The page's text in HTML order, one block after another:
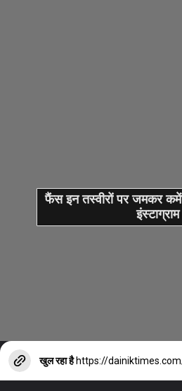
फैंस इन तस्वीरों पर जमकर
इंस्टाग्राम
खुल रहा है https://